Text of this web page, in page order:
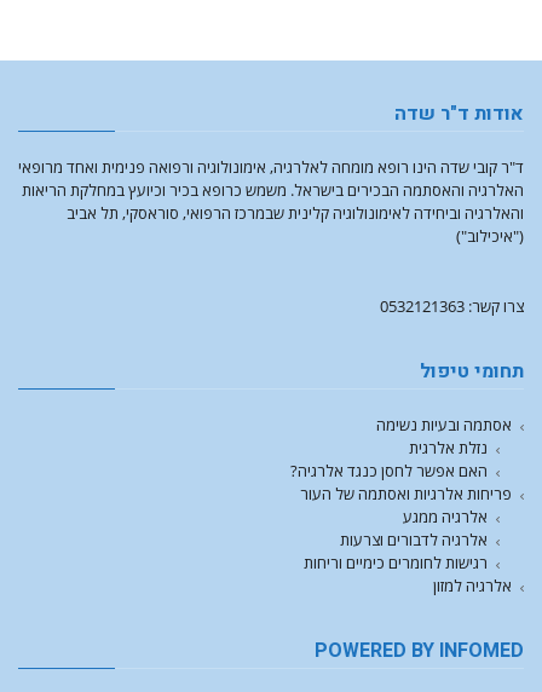
אודות ד"ר שדה
ד"ר קובי שדה הינו רופא מומחה לאלרגיה, אימונולוגיה ורפואה פנימית ואחד מרופאי
האלרגיה והאסתמה הבכירים בישראל. משמש כרופא בכיר וכיועץ במחלקת הריאות
והאלרגיה וביחידה לאימונולוגיה קלינית שבמרכז הרפואי, סוראסקי, תל אביב
("איכילוב")
צרו קשר: 0532121363
תחומי טיפול
אסתמה ובעיות נשימה
נזלת אלרגית
האם אפשר לחסן כנגד אלרגיה?
פריחות אלרגיות ואסתמה של העור
אלרגיה ממגע
אלרגיה לדבורים וצרעות
רגישות לחומרים כימיים וריחות
אלרגיה למזון
POWERED BY INFOMED